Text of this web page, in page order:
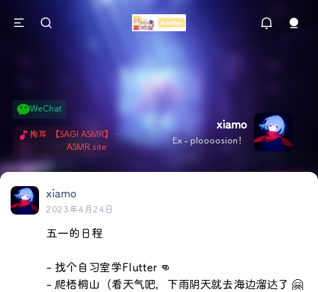
xiamo
Ex - ploooosion！
WeChat
掏耳: 【SAGI ASMR】今天就由阿米娅给博士掏耳吧「耳勺x鹅毛棒x吹气」 Hi-Res无损助眠 + 单刷: ASMR 精选4.0｜ 陪伴天花板 ✦扶扶の温柔哄睡 ✦ 顶级道具和语气词的交融 ✦ 扶桑大红花、
ASMR.site
xiamo
2023年4月24日
五一的日程
- 找个自习室学Flutter 👊
- 爬梧桐山（看天气吧，下雨阴天就去海边溜达了 🤗